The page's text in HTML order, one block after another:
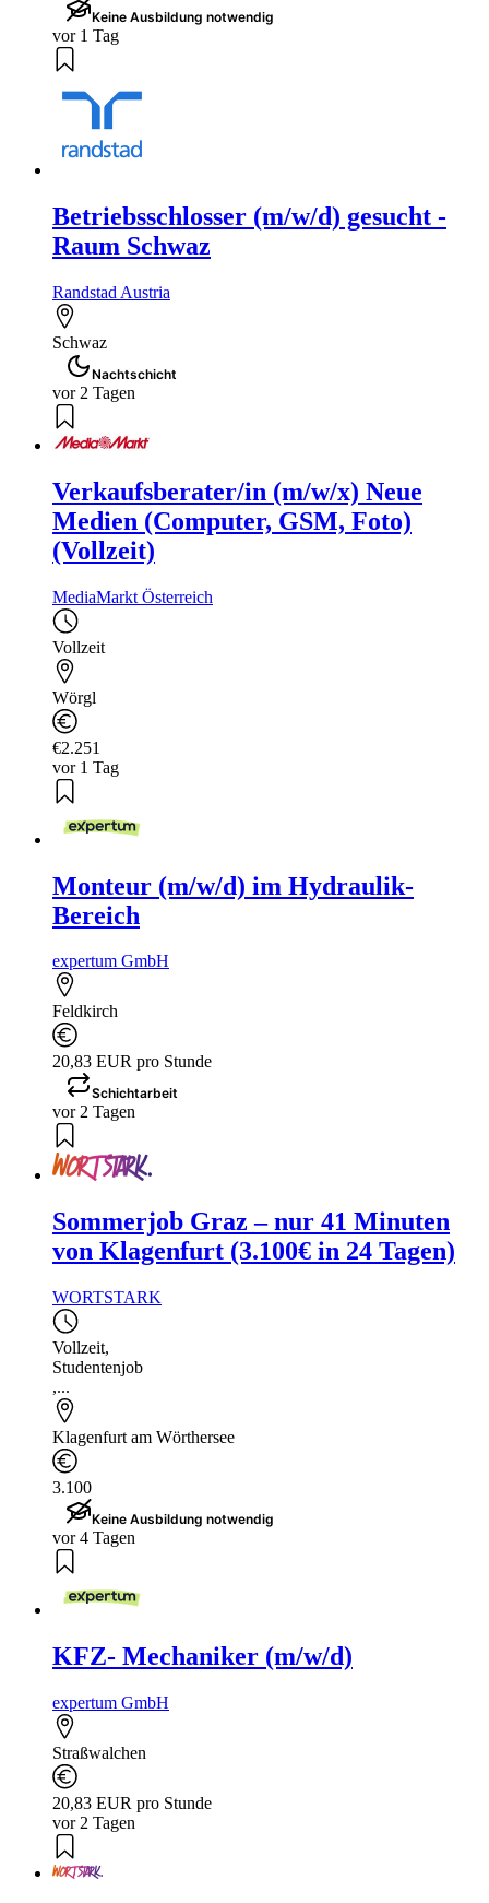
Keine Ausbildung notwendig
vor 1 Tag
Betriebsschlosser (m/w/d) gesucht -
Raum Schwaz
Randstad Austria
Schwaz
Nachtschicht
vor 2 Tagen
Verkaufsberater/in (m/w/x) Neue
Medien (Computer, GSM, Foto)
(Vollzeit)
MediaMarkt Österreich
Vollzeit
Wörgl
€2.251
vor 1 Tag
Monteur (m/w/d) im Hydraulik-
Bereich
expertum GmbH
Feldkirch
20,83 EUR pro Stunde
Schichtarbeit
vor 2 Tagen
Sommerjob Graz – nur 41 Minuten
von Klagenfurt (3.100€ in 24 Tagen)
WORTSTARK
Vollzeit,
Studentenjob
,...
Klagenfurt am Wörthersee
3.100
Keine Ausbildung notwendig
vor 4 Tagen
KFZ- Mechaniker (m/w/d)
expertum GmbH
Straßwalchen
20,83 EUR pro Stunde
vor 2 Tagen